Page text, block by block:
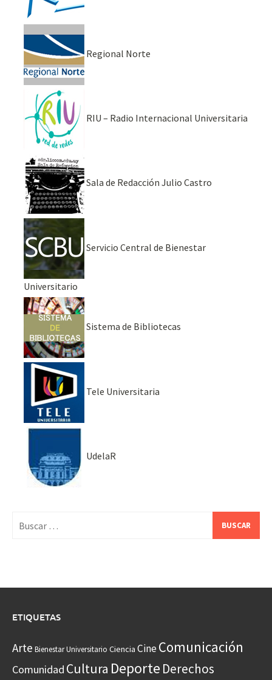
Regional Norte
RIU – Radio Internacional Universitaria
Sala de Redacción Julio Castro
Servicio Central de Bienestar
Universitario
Sistema de Bibliotecas
Tele Universitaria
UdelaR
ETIQUETAS
Arte Bienestar Universitario Ciencia CineComunicación
Comunidad Cultura Deporte Derechos